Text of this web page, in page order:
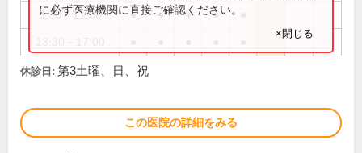
8:30～11:30 ● ● ● ●
に必ず医療機関に直接ご確認ください。
×閉じる
休診日: 第3土曜、日、祝
この医院の詳細をみる